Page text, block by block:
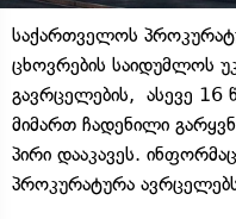
საქართველოს
ცხოვრების საიდუმლოს
გავრცელების, ასევე 16
მიმართ ჩადენილი
პირი დააკავეს.
პროკურატურა